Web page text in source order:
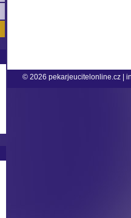
© 2026 pekarjeucitelonline.cz